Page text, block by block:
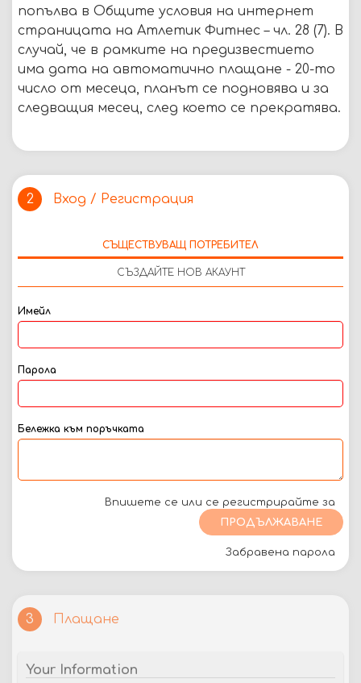
попълва в Общите условия на интернет
страницата на Атлетик Фитнес – чл. 28 (7). В
случай, че в рамките на предизвестието
има дата на автоматично плащане - 20-то
число от месеца, планът се подновява и за
следващия месец, след което се прекратява.
2 Вход / Регистрация
СЪЩЕСТВУВАЩ ПОТРЕБИТЕЛ
СЪЗДАЙТЕ НОВ АКАУНТ
Имейл
Парола
Бележка към поръчката
Впишете се или се регистрирайте за
ПРОДЪЛЖАВАНЕ
Забравена парола
3 Плащане
Your Information